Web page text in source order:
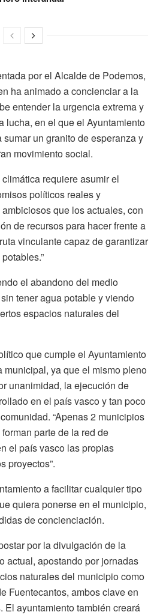
por el Alcalde de Podemos,
ha animado a concienciar a la
entender la urgencia extrema y
lucha, en el que el Ayuntamiento
un granito de esperanza y
movimiento social.
requiere asumir el
políticos reales y
que los actuales, con
de recursos para hacer frente a
vinculante capaz de garantizar
el abandono del medio
tener agua potable y viendo
espacios naturales del
que cumple el Ayuntamiento
municipal, ya que el mismo pleno
unanimidad, la ejecución de
en el país vasco y tan poco
“Apenas 2 municipios
parte de la red de
el país vasco las propias
proyectos”.
a facilitar cualquier tipo
quiera ponerse en el municipio,
de concienciación.
por la divulgación de la
actual, apostando por jornadas
naturales del municipio como
Fuentecantos, ambos clave en
El ayuntamiento también creará